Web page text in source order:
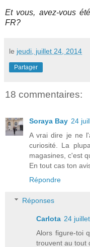
Et vous, avez-vous
FR?
le jeudi, juillet 24, 2014
Partager
18 commentaires:
Soraya Bay 24
A vrai dire je ne
curiosité. La
magasines, c'est
En tout cas ton
Répondre
Réponses
Carlota 24
Alors figure-toi
trouvent au tout